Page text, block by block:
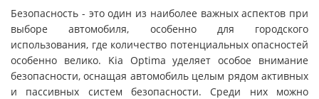
Безопасность - это один из наиболее важных аспектов при
выборе автомобиля, особенно для городского
использования, где количество потенциальных опасностей
особенно велико. Kia Optima уделяет особое внимание
безопасности, оснащая автомобиль целым рядом активных
и пассивных систем безопасности. Среди них можно